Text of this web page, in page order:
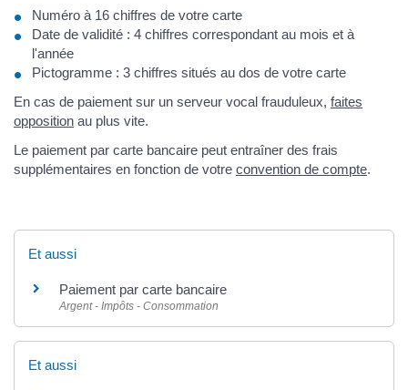
Numéro à 16 chiffres de votre carte
Date de validité : 4 chiffres correspondant au mois et à
l'année
Pictogramme : 3 chiffres situés au dos de votre carte
En cas de paiement sur un serveur vocal frauduleux, faites
opposition au plus vite.
Le paiement par carte bancaire peut entraîner des frais
supplémentaires en fonction de votre convention de compte.
Et aussi
Paiement par carte bancaire
Argent - Impôts - Consommation
Et aussi